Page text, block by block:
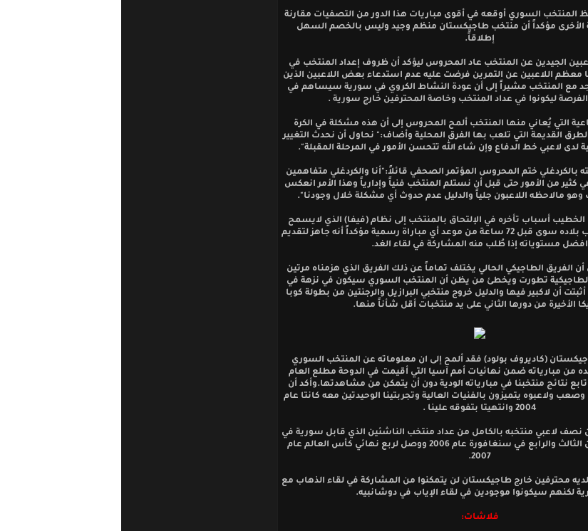
المنتخب السوري أوقعه في أقوى مباريات هذا الدور من التصفيات مقارنة
الأخرى مؤكداً أن منتخب طاجيكستان منظم وجيد وليس بالخصم السهل
إطلاقاً.
الجيدين عن المنتخب عاد المحروس ليؤكد أن ظروف إعداد المنتخب في
معظم اللاعبين عن التمرين فرضت عليه عدم استدعاء بعض اللاعبين الذين
مع المنتخب مشيراً إلى أن عودة النشاط الكروي في سورية سيساهم في
ليكونوا في عداد المنتخب وخاصة المحترفين خارج سورية .
التي يُعاني منها المنتخب ألمح المحروس إلى أن هذه مشكلة في الكرة
القديمة التي تلعب بها الفرق المحلية وأضاف:" نحاول أن نحدث التغيير
لدى لاعبي خط الدفاع وإن شاء الله تتحسن الأمور في المرحلة المقبلة".
ختم المحروس المؤتمر الصحفي قائلاً:"أنا والكردغلي متفاهمين
كثير من الأمور حتى قبل أن نستلم المنتخب فنياً وإدارياً وهذا الأمر انعكس
وهو مالاحظه اللاعبون جلياً والدليل عدم حدوث أي مشكلة خلال وجودنا".
أسباب تأخره في الإلتحاق بالمنتخب إلى نظام (فيفا) الذي لايسمح
للاعب أن يلتحق بمنتخب بلاده سوى قبل 72 ساعة من موعد أي مباراة رسمية مؤكداً أنه جاهز لتقديم
افضل مستوياته إذا طُلب منه المشاركة في لقاء الغد.
الفريق الطاجيكي الحالي يختلف تماماً عن ذلك الفريق الذي هزمناه مرتين
فالكرة الطاجيكية تطورت ويخطئ من يظن أن المنتخب السوري سيكون في نزهة في
أن لاكبير فيها والدليل خروج منتخبي البرازيل والرجنتين من بطولة كوبا
الأخيرة من دورها الثاني على يد منتخبات أقل شأناً منها.
(كاديروف بولود) فقد ألمح إلى ان معلوماته عن المنتخب السوري
من مبارياته ضمن نهائيات أمم آسيا التي أقيمت في الدوحة مطلع العام
تابع نتائج منتخبنا في مبارياته الودية دون أن يتمكن من مشاهدتها.وأكد أن
ولاعبوه يتميزون بالفنيات العالية وتجربتينا الوحيدتين معه كانتا عام
2004 وانتهيتا بتفوقه علينا .
لاعبي منتخبه بالكامل من عداد منتخب الناشئين الذي قابل سورية في
مباراة تحديد المركزين الثالث والرابع في سنغافورة عام 2006 ووصل لربع نهائي كأس العالم عام
2007.
محترفين خارج طاجيكستان لن يتمكنوا من المشاركة في لقاء الذهاب مع
لكنهم سيكونوا موجودين في لقاء الإياب في دوشانبيه.
فلاشات: